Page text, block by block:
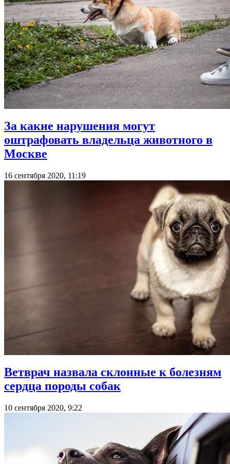
За какие нарушения могут
оштрафовать владельца животного в
Москве
16 сентября 2020, 11:19
Ветврач назвала склонные к болезням
сердца породы собак
10 сентября 2020, 9:22